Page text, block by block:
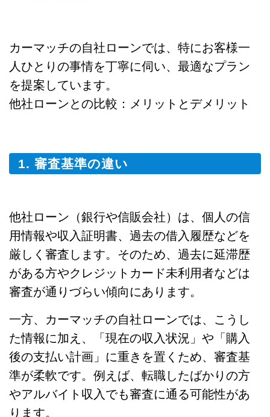
カーマッチの自社ローンでは、特にお客様一
人ひとりの事情を丁寧に伺い、最適なプラン
を提案しています。
他社ローンとの比較：メリットとデメリット
1. 審査基準の違い
他社ローン（銀行や信販会社）は、個人の信
用情報や収入証明書、過去の借入履歴などを
厳しく審査します。そのため、過去に延滞歴
がある方やクレジットカード未利用者などは
審査が通りづらい傾向にあります。
一方、カーマッチの自社ローンでは、こうし
た情報に加え、「現在の収入状況」や「購入
後の支払い計画」に重きを置くため、審査基
準が柔軟です。例えば、転職したばかりの方
やアルバイト収入でも審査に通る可能性があ
ります。